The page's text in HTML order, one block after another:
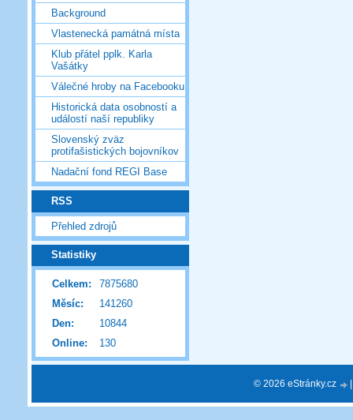
Background
Vlastenecká památná místa
Klub přátel pplk. Karla
Vašátky
Válečné hroby na Facebooku
Historická data osobností a
událostí naší republiky
Slovenský zväz
protifašistických bojovníkov
Nadační fond REGI Base
RSS
Přehled zdrojů
Statistiky
Online: 130
Celkem:
7875680
Měsíc:
141260
Den:
10844
© 2026 eStránky.cz